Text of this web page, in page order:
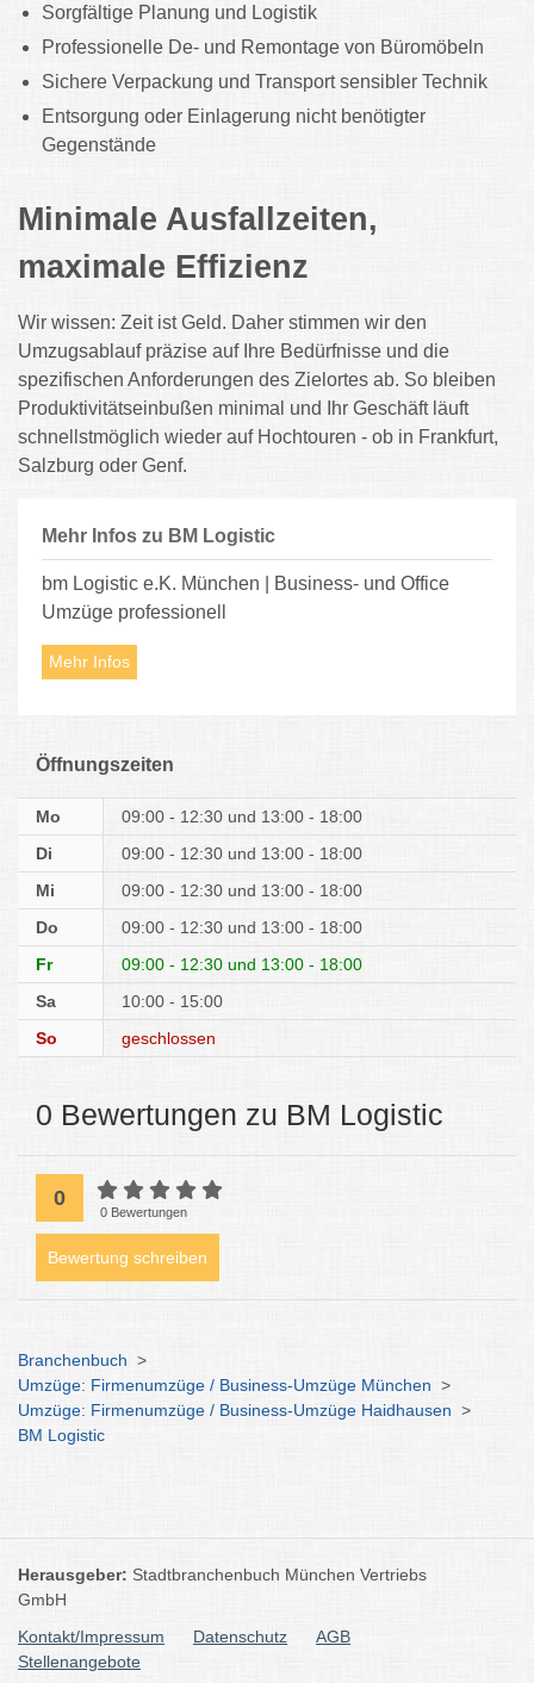
Sorgfältige Planung und Logistik
Professionelle De- und Remontage von Büromöbeln
Sichere Verpackung und Transport sensibler Technik
Entsorgung oder Einlagerung nicht benötigter
Gegenstände
Minimale Ausfallzeiten,
maximale Effizienz
Wir wissen: Zeit ist Geld. Daher stimmen wir den
Umzugsablauf präzise auf Ihre Bedürfnisse und die
spezifischen Anforderungen des Zielortes ab. So bleiben
Produktivitätseinbußen minimal und Ihr Geschäft läuft
schnellstmöglich wieder auf Hochtouren - ob in Frankfurt,
Salzburg oder Genf.
Mehr Infos zu BM Logistic
bm Logistic e.K. München | Business- und Office
Umzüge professionell
Mehr Infos
Öffnungszeiten
Mo 09:00 - 12:30
13:00 - 18:00
Di
09:00 - 12:30
13:00 - 18:00
Mi
09:00 - 12:30
13:00 - 18:00
Do
09:00 - 12:30
13:00 - 18:00
Fr
09:00 - 12:30
13:00 - 18:00
Sa
10:00 - 15:00
So
geschlossen
0 Bewertungen zu BM Logistic
0
0 Bewertungen
Bewertung schreiben
Branchenbuch >
Umzüge: Firmenumzüge / Business-Umzüge München >
Umzüge: Firmenumzüge / Business-Umzüge Haidhausen >
BM Logistic
Herausgeber: Stadtbranchenbuch München Vertriebs
GmbH
Kontakt/Impressum
Datenschutz
AGB
Stellenangebote